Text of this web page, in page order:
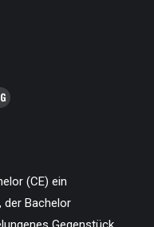
new
window
(CE) ein
der Bachelor